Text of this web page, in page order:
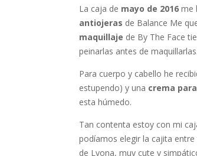
La caja de mayo de 2016 me
antiojeras de Balance Me
maquillaje de By The Face
peinarlas antes de
Para cuerpo y cabello he
estupendo) y una crema
esta húmedo.
Tan contenta estoy con mi
podíamos elegir la cajita
de Lyona, muy cute y